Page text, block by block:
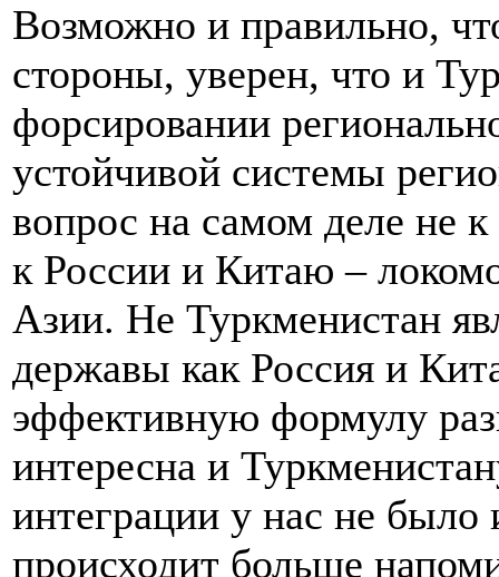
Возможно и правильно,
стороны, уверен, что и
форсировании
устойчивой системы
вопрос на самом деле не
к России и Китаю –
Азии. Не Туркменистан
державы как Россия и
эффективную формулу
интересна и
интеграции у нас не было
происходит больше